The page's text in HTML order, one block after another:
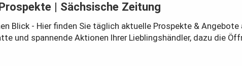
| Sächsische Zeitung
Blick - Hier finden Sie täglich aktuelle Prospekte &
und spannende Aktionen Ihrer Lieblingshändler, dazu die